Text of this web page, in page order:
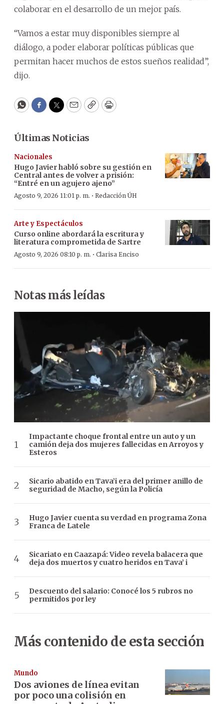
colaborar en el desarrollo de un mejor país.
“Vamos a estar muy disponibles siempre al
diálogo, a poder elaborar políticas públicas que
permitan hacer muchos de estos sueños realidad”,
dijo.
WhatsApp
Facebook
Twitter
EmailCopyPrint
Últimas Noticias
Nacionales
Hugo Javier habló sobre su gestión en
Central antes de volver a prisión:
“Entré en un agujero ajeno”
Agosto 9, 2026 11:01 p. m. · Redacción ÚH
Arte y Espectáculos
Curso online abordará la escritura y
literatura comprometida de Sartre
Agosto 9, 2026 08:10 p. m. · Clarisa Enciso
Notas más leídas
Impactante choque frontal entre un auto y un
camión deja dos mujeres fallecidas en Arroyos y
Esteros
Sicario abatido en Tava’i era del primer anillo de
seguridad de Macho, según la Policía
Hugo Javier cuenta su verdad en programa Zona
Franca de Latele
Sicariato en Caazapá: Video revela balacera que
deja dos muertos y cuatro heridos en Tava’ i
Descuento del salario: Conocé los 5 rubros no
permitidos por ley
Más contenido de esta sección
Mundo
Dos aviones de línea evitan
por poco una colisión en